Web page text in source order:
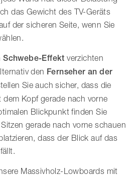
das Gewicht des TV-Geräts
der sicheren Seite, wenn Sie
Schwebe-Effekt verzichten
den Fernseher an der
Sie auch sicher, dass die
Kopf gerade nach vorne
Blickpunkt finden Sie
gerade nach vorne schauen
dass der Blick auf das
Massivholz-Lowboards mit